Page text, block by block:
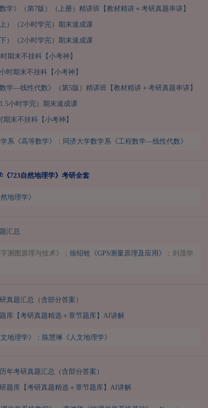
学》（第7版）（上册）精讲班【教材精讲＋考研真题串讲】
）（2小时学完）期末速成课
）（2小时学完）期末速成课
期末不挂科【小考神】
时期末不挂科【小考神】
学—线性代数》（第5版）精讲班【教材精讲＋考研真题串讲】
小时学完）期末速成课
末不挂科【小考神】
系《高等数学》 ； 同济大学数学系《工程数学—线性代数》
《723自然地理学》考研全套
地理学》
汇总
测图原理与技术》； 徐绍铨《GPS测量原理及应用》
；刘茂华
真题汇总（含部分答案）
库【考研真题精选＋章节题库】AI讲解
地理学》 ； 陈慧琳《人文地理学》
年考研真题汇总（含部分答案）
题库【考研真题精选＋章节题库】AI讲解